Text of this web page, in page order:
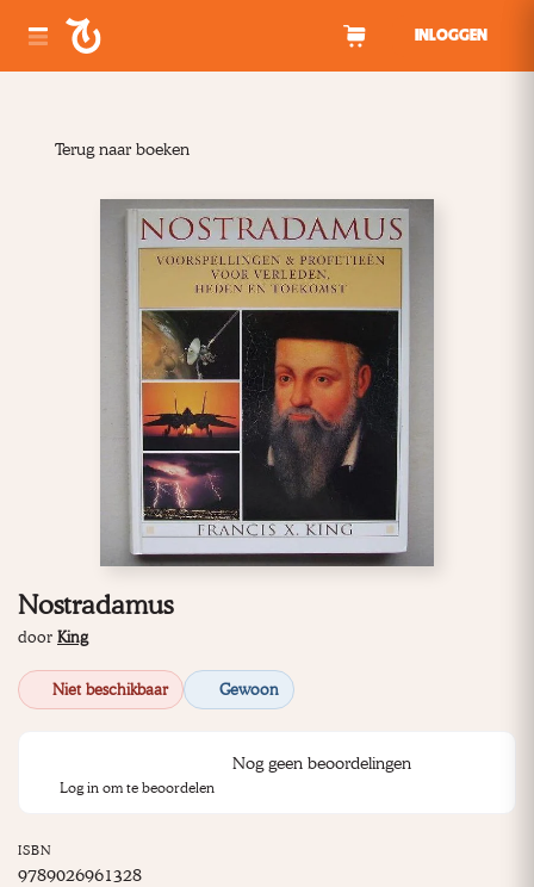
INLOGGEN
Terug naar boeken
Nostradamus
door King
Niet beschikbaar Gewoon
Nog geen beoordelingen
Log in om te beoordelen
ISBN
9789026961328